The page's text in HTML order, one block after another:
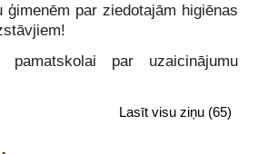
ģimenēm par ziedotajām higiēnas
pamatskolai par uzaicinājumu
Lasīt visu ziņu (65)